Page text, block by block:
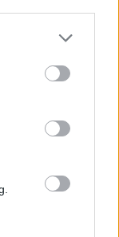
από τη
Κλινικής